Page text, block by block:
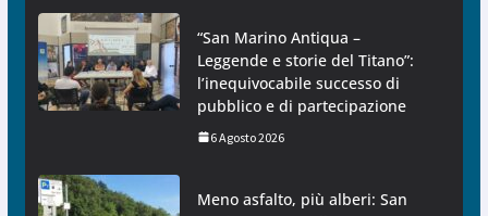
“San Marino Antiqua –
Leggende e storie del Titano”:
l’inequivocabile successo di
pubblico e di partecipazione
6 Agosto 2026
Meno asfalto, più alberi: San